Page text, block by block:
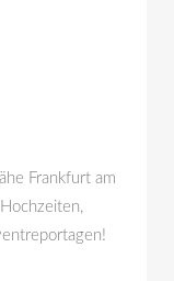
Frankfurt am